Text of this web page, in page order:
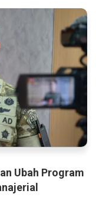
Ubah Program